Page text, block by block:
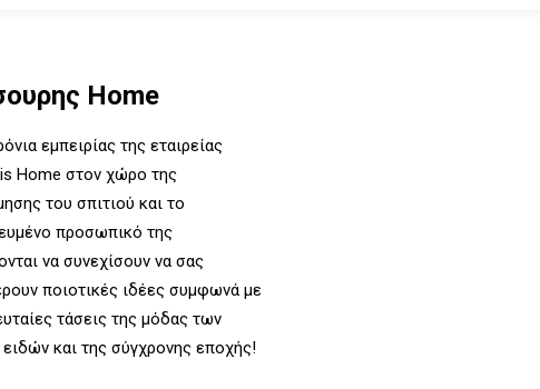
Home
εμπειρίας της εταιρείας
Home στον χώρο της
του σπιτιού και το
προσωπικό της
να συνεχίσουν να σας
ποιοτικές ιδέες συμφωνά με
τάσεις της μόδας των
και της σύγχρονης εποχής!